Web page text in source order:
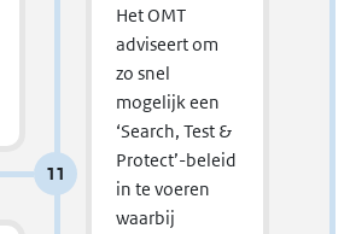
Het OMT
adviseert om
zo snel
mogelijk een
‘Search, Test &
Protect’-beleid
in te voeren
waarbij
11